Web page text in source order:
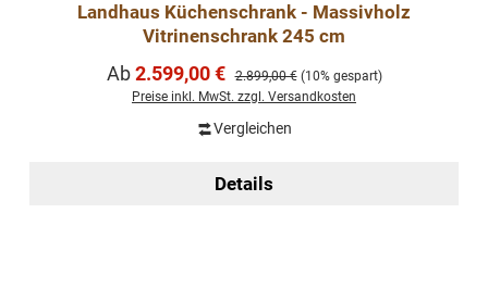
Landhaus Küchenschrank - Massivholz
Vitrinenschrank 245 cm
Verkaufspreis:
Ab2.599,00 € Regulärer Preis:
2.899,00 € (10% gespart)
Preise inkl. MwSt. zzgl. Versandkosten
Vergleichen
Details